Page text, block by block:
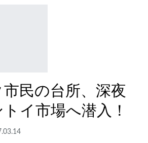
民の台所、深夜
イ市場へ潜入！